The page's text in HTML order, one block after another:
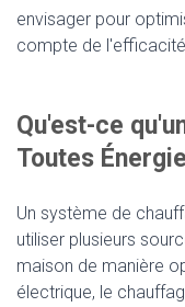
envisager pour
compte de
Qu'est-ce
Toutes
Un système de
utiliser plusieurs
maison de manière
électrique, le